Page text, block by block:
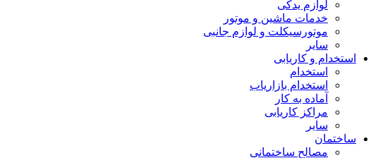
لوازم یدکی
خدمات ماشین و موتور
موتورسیکلت و لوازم جانبی
سایر
استخدام و کاریابی
استخدام
استخدام بازاریاب
آماده به کار
مراکز کاریابی
سایر
ساختمان
مصالح ساختمانی